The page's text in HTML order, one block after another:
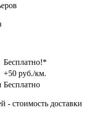
Бесплатно!*
+50 руб./км.
Бесплатно
- стоимость доставки